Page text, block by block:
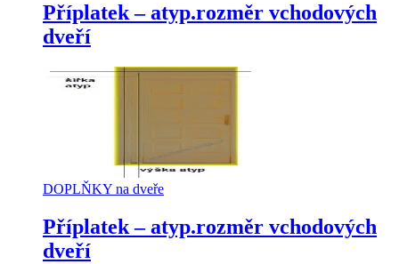
Příplatek – atyp.rozměr vchodových
dveří
DOPLŇKY na dveře
Příplatek – atyp.rozměr vchodových
dveří